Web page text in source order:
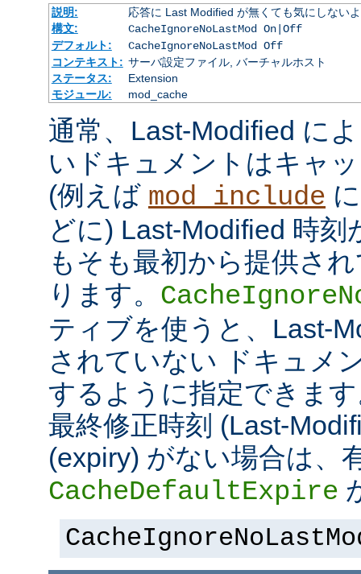
説明:
応答に Last Modified が無くても気にしない
構文:
CacheIgnoreNoLastMod On|Off
デフォルト:
CacheIgnoreNoLastMod Off
コンテキスト: サーバ設定ファイル, バーチャルホスト
ステータス:
Extension
モジュール:
mod_cache
通常、Last-Modified に
いドキュメントはキャ
(例えば mod_include
どに) Last-Modified 時
もそも最初から提供さ
ります。
ティブを使うと、Last-
されていない ドキュメ
するように指定できま
最終修正時刻 (Last-
(expiry) がない場合は、
CacheDefaultExpire